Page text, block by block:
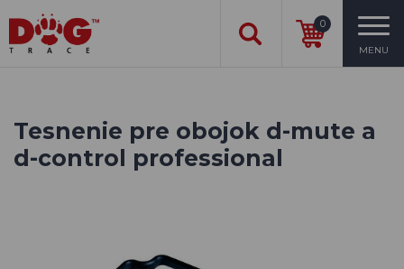
0
MENU
Tesnenie pre obojok d-mute a
d-control professional